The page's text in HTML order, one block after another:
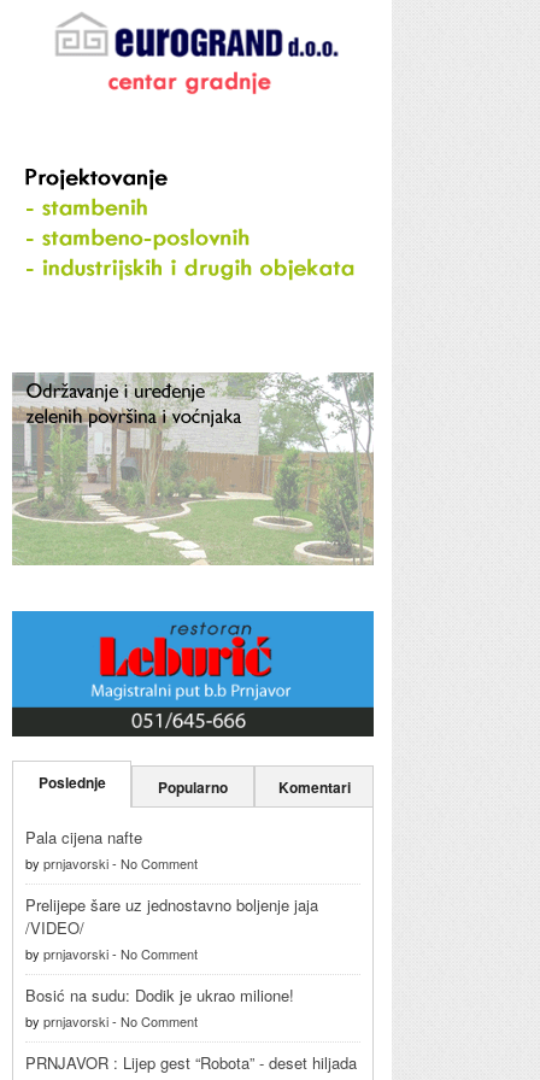
Poslednje Popularno Komentari
Pala cijena nafte
by prnjavorski- No Comment
Prelijepe šare uz jednostavno boljenje jaja
/VIDEO/
by prnjavorski- No Comment
Bosić na sudu: Dodik je ukrao milione!
by prnjavorski- No Comment
PRNJAVOR : Lijep gest “Robota” - deset hiljada